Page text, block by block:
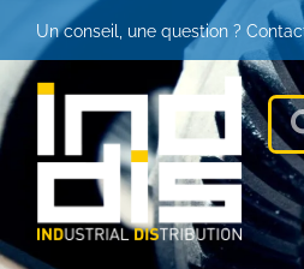
Un conseil, une question ?